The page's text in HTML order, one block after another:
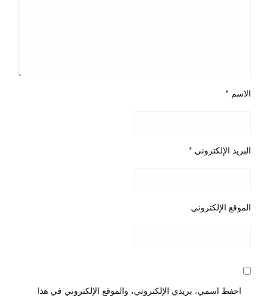
الاسم *
البريد الإلكتروني *
الموقع الإلكتروني
احفظ اسمي، بريدي الإلكتروني، والموقع الإلكتروني في هذا